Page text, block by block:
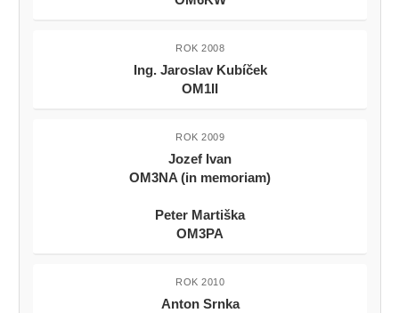
ROK 2008
Ing. Jaroslav Kubíček
OM1II
ROK 2009
Jozef Ivan
OM3NA (in memoriam)
Peter Martiška
OM3PA
ROK 2010
Anton Srnka